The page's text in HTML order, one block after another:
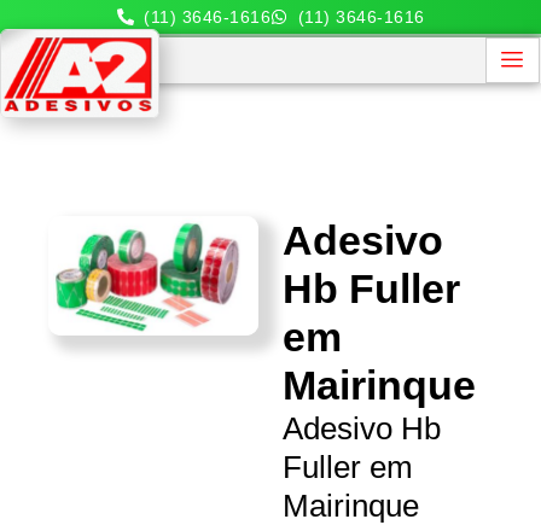
(11) 3646-1616 (11) 3646-1616
Adesivo
Hb Fuller
em
Mairinque
Adesivo Hb
Fuller em
Mairinque